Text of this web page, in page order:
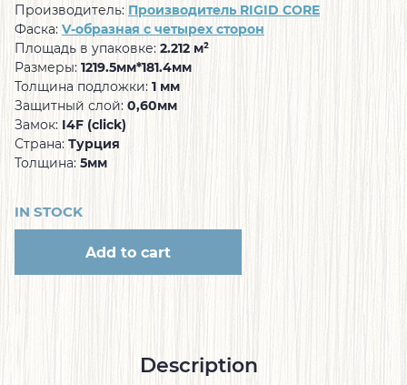
Производитель: Производитель RIGID CORE
Фаска: V-образная с четырех сторон
Площадь в упаковке: 2.212 м²
Размеры: 1219.5мм*181.4мм
Толщина подложки: 1 мм
Защитный слой: 0,60мм
Замок: I4F (click)
Страна: Турция
Толщина: 5мм
IN STOCK
Add to cart
Description